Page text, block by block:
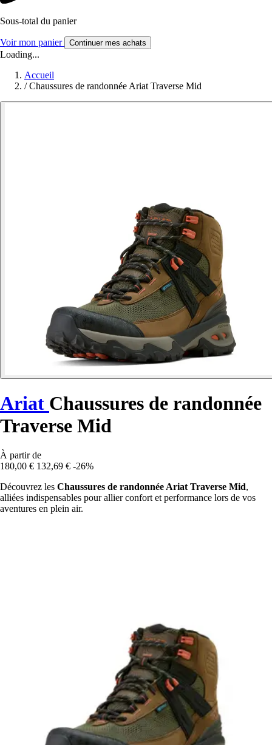
Sous-total du panier
Voir mon panier Continuer mes achats
Loading...
Accueil
/ Chaussures de randonnée Ariat Traverse Mid
Ariat Chaussures de randonnée
Traverse Mid
À partir de
180,00 € 132,69 € -26%
Découvrez les Chaussures de randonnée Ariat Traverse Mid,
alliées indispensables pour allier confort et performance lors de vos
aventures en plein air.